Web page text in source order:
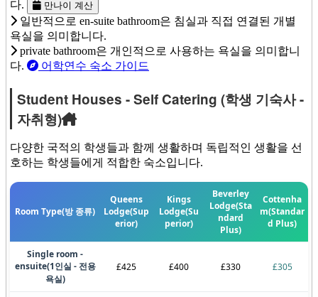
다.
만나이 계산
일반적으로 en-suite bathroom은 침실과 직접 연결된 개별
욕실을 의미합니다.
private bathroom은 개인적으로 사용하는 욕실을 의미합니
다.
어학연수 숙소 가이드
Student Houses - Self Catering (학생 기숙사 -
자취형)
다양한 국적의 학생들과 함께 생활하며 독립적인 생활을 선
호하는 학생들에게 적합한 숙소입니다.
Room Type(방 종류)
Queens
Lodge(Sup
erior)
Kings
Lodge(Su
perior)
Beverley
Lodge(Sta
ndard
Plus)
Cottenha
m(Standar
d Plus)
Single room -
ensuite(1인실 - 전용
욕실)
£425 £400 £330 £305